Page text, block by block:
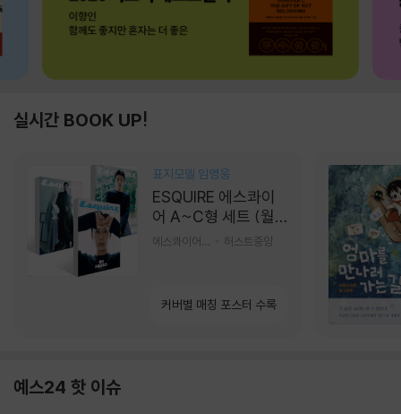
실시간 BOOK UP!
표지모델 임영웅
ESQUIRE 에스콰이
어 A~C형 세트 (월
간) : 9월 [2026]
허스트중앙
커버별 매칭 포스터 수록
예스24 핫 이슈